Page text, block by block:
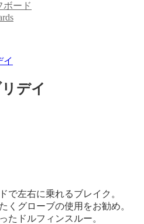
ボード
イ
デイ
で左右に乗れるブレイク。
くグローブの使用をお勧め。
たドルフィンスルー。